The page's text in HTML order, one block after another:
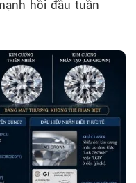
hồi đầu tuần